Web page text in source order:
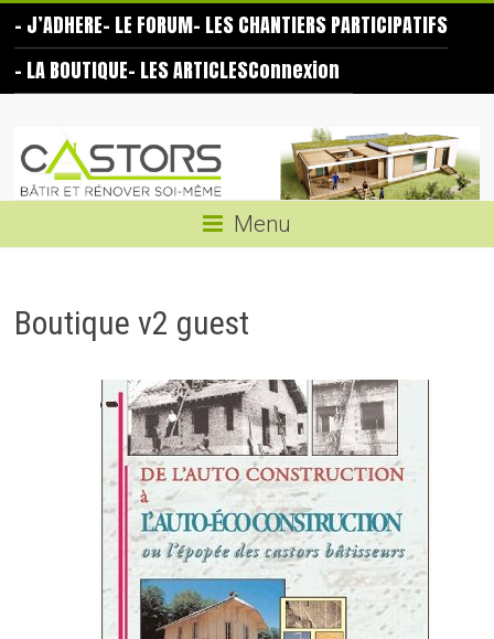
content
– J’ADHERE– LE FORUM– LES CHANTIERS PARTICIPATIFS
– LA BOUTIQUE– LES ARTICLESConnexion
Castors
même
Menu
Boutique v2 guest